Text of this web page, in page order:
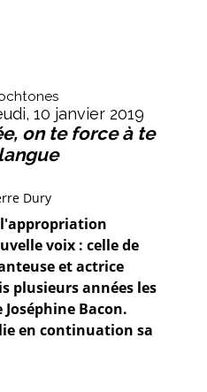
10 janvier 2019
on te force à te
Dury
l'appropriation
voix : celle de
et actrice
plusieurs années les
Bacon.
en continuation sa